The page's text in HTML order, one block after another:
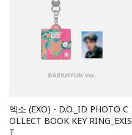
엑소 (EXO) - D.O._ID PHOTO C
OLLECT BOOK KEY RING_EXIS
T